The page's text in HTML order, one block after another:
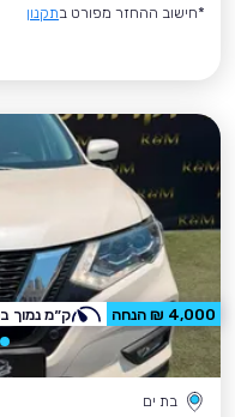
*חישוב ההחזר מפורט בתקנון
בת ים
4,000 ₪ הנחה ק״מ נמוך